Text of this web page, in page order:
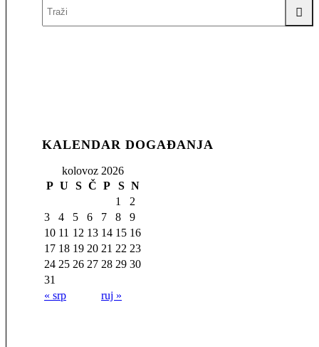
KALENDAR DOGAĐANJA
kolovoz 2026
P U S Č P S N
1
2
3
4 5 6 7 8
9
10 11 12 13 14 15 16
17 18 19 20 21 22 23
24 25 26 27 28 29 30
31
« srp
ruj »